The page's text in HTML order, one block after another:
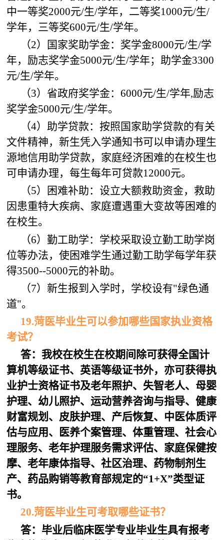
中一等奖2000元/生/学年，二等奖1000元/生/
学年，三等奖600元/生/学年。
（2）国家奖助学金：奖学金8000元/生/学
年，励志奖学金5000元/生/学年；助学金3300
元/生/学年。
（3）省政府奖学金：6000元/生/学年,励志
奖学金5000元/生/学年。
（4）助学贷款：按照国家助学贷款的有关
文件精神，新生凭入学通知书可以申请办理生
源地信用助学贷款，家庭经济困难的在校生也
可申请办理，每生每年可贷款12000元。
（5）困难补助：设立大额救助资金，救助
因患重特大疾病、家庭遭遇重大变故等困难的
在校生。
（6）勤工助学：学校采取设立勤工助学岗
位等办法，使困难学生通过勤工助学每学年获
得3500--5000元的补助。
（7）新生报到入学时，学校设有"绿色通
道"。
19.菏医毕业生可以参加哪些国家执业资格
考试？
答：我校在校生在校期间除可获得全国计
算机等级证书、英语等级证书外，亦可获得执
业护士资格证书及老年照护、失智老人、母婴
护理、幼儿照护、运动营养咨询与指导、健康
财富规划、皮肤护理、产后恢复、中医体质评
估与应用、医养个案管理、体重管理、社会心
理服务、老年护理服务需求评估、家庭保健按
摩、老年康体指导、社区治理、药物制剂生
产、药品购销等教育部规定的“1+X”类型证
书。
20.菏医毕业生可考取哪些证书？
答：毕业后临床医学专业毕业生具有报考